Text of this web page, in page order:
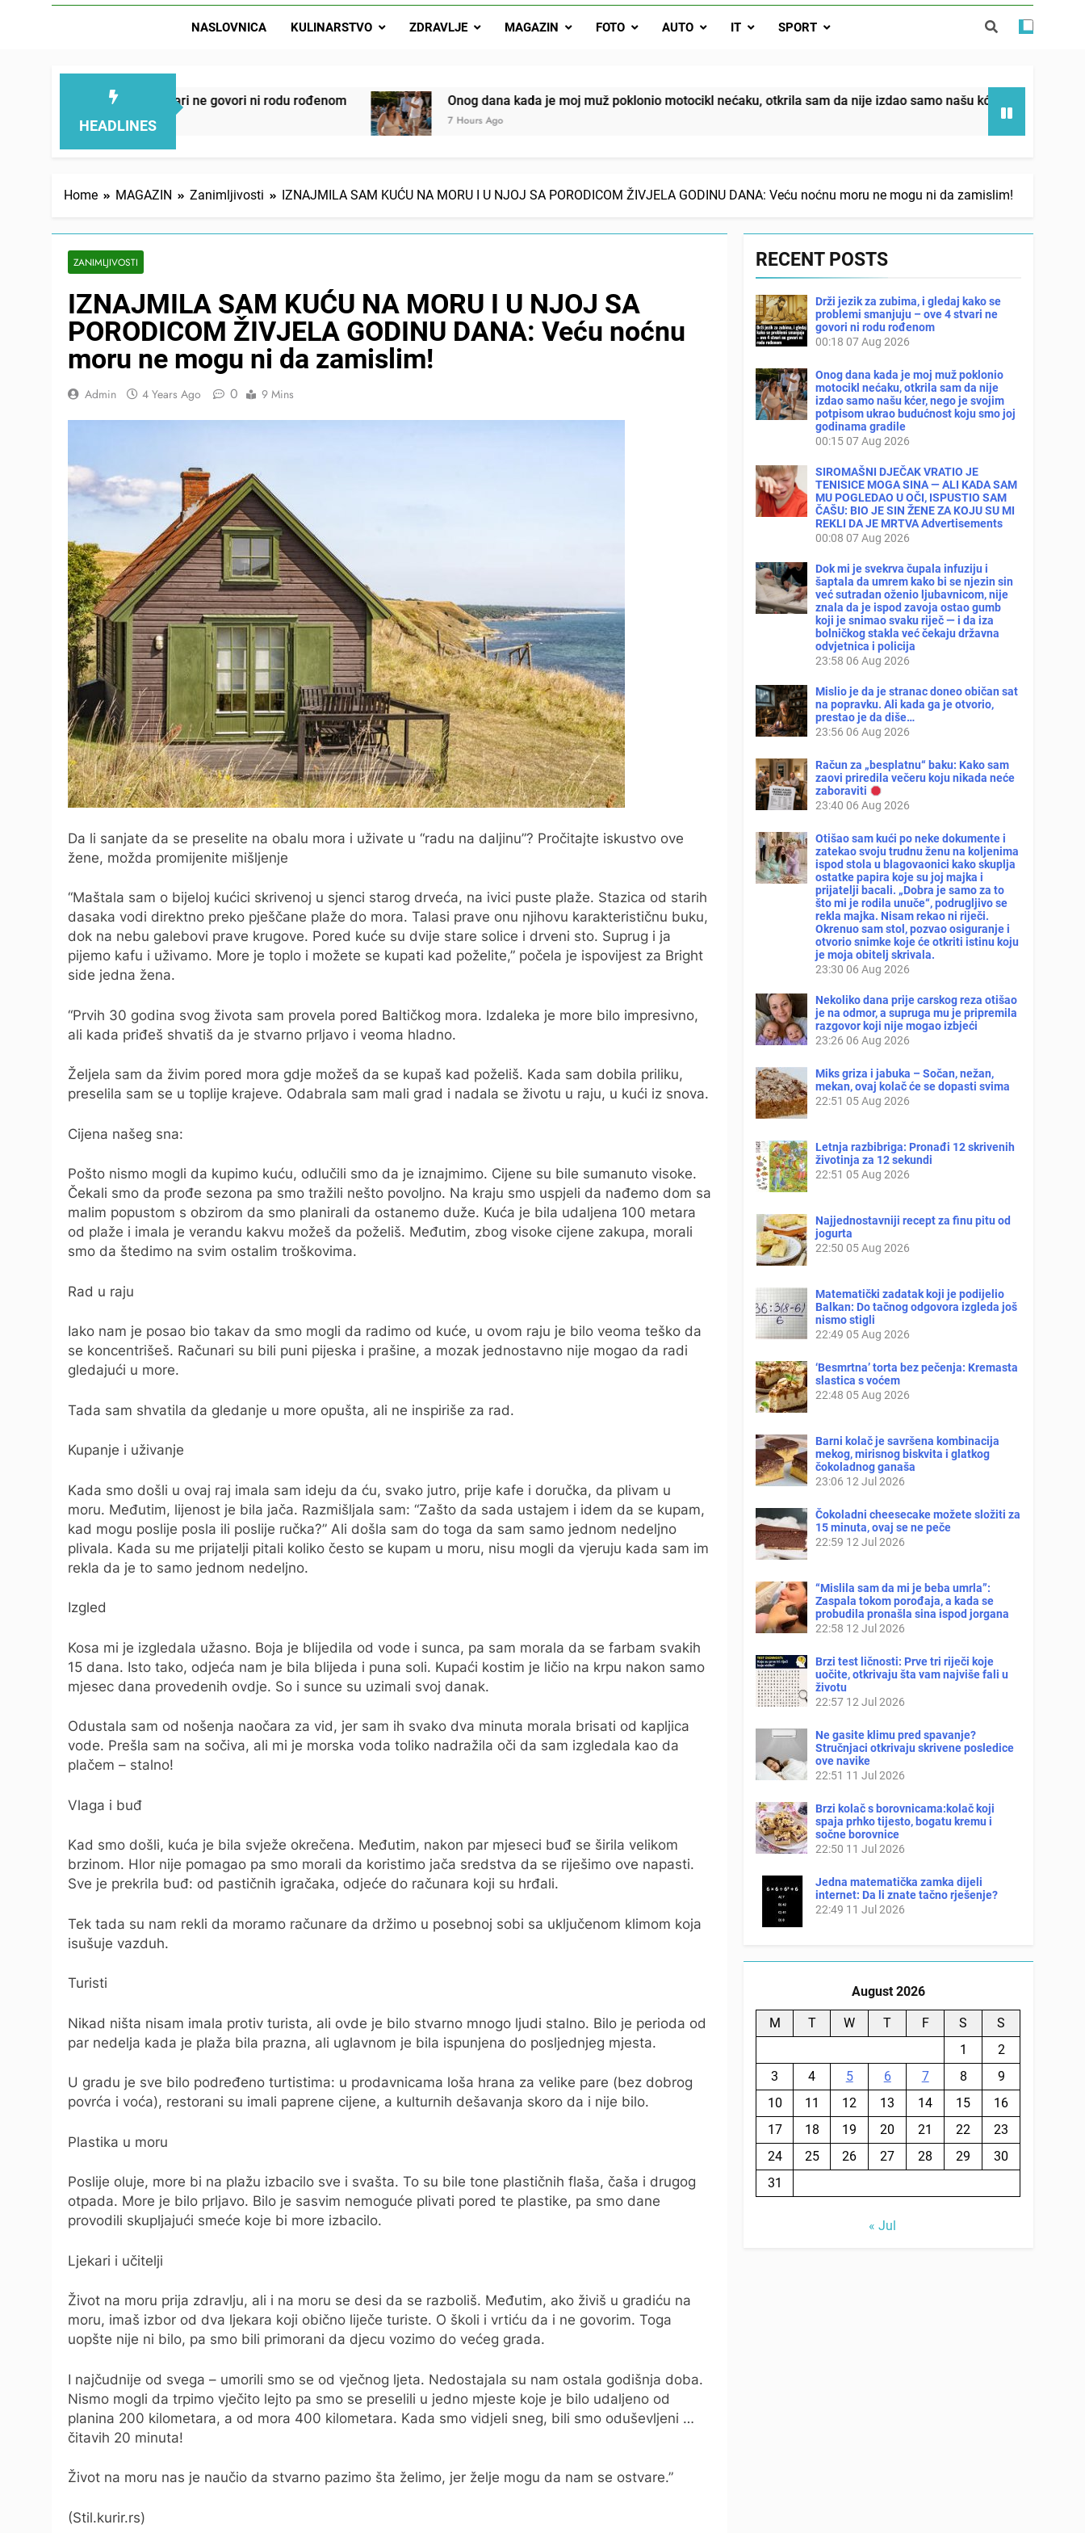
svojim potpisom ukrao budućnost koju smo joj godinama gradile
SIROMAŠNI DJEČAK VRATIO JE TENISICE MOGA SINA — ALI KADA SAM MU POGLEDAO U OČI, ISPUSTIO
državna odvjetnica i policija
NASLOVNICA KULINARSTVO ZDRAVLJE MAGAZIN FOTO AUTO IT SPORT
HEADLINES
4 stvari ne govori ni rodu rođenom Onog dana kada je moj muž poklonio motocikl nećaku, otkrila sam da nije izdao samo našu kćer, nego je svojim potpisom ukrao
7 Hours Ago
Home MAGAZIN Zanimljivosti IZNAJMILA SAM KUĆU NA MORU I U NJOJ SA PORODICOM ŽIVJELA GODINU DANA: Veću noćnu moru ne mogu ni da zamislim!
ZANIMLJIVOSTI
IZNAJMILA SAM KUĆU NA MORU I U NJOJ SA
PORODICOM ŽIVJELA GODINU DANA: Veću noćnu
moru ne mogu ni da zamislim!
Admin 4 Years Ago 0 9 Mins
Da li sanjate da se preselite na obalu mora i uživate u “radu na daljinu”? Pročitajte iskustvo ove
žene, možda promijenite mišljenje
“Maštala sam o bijeloj kućici skrivenoj u sjenci starog drveća, na ivici puste plaže. Stazica od starih
dasaka vodi direktno preko pješčane plaže do mora. Talasi prave onu njihovu karakterističnu buku,
dok na nebu galebovi prave krugove. Pored kuće su dvije stare solice i drveni sto. Suprug i ja
pijemo kafu i uživamo. More je toplo i možete se kupati kad poželite,” počela je ispovijest za Bright
side jedna žena.
“Prvih 30 godina svog života sam provela pored Baltičkog mora. Izdaleka je more bilo impresivno,
ali kada priđeš shvatiš da je stvarno prljavo i veoma hladno.
Željela sam da živim pored mora gdje možeš da se kupaš kad poželiš. Kada sam dobila priliku,
preselila sam se u toplije krajeve. Odabrala sam mali grad i nadala se životu u raju, u kući iz snova.
Cijena našeg sna:
Pošto nismo mogli da kupimo kuću, odlučili smo da je iznajmimo. Cijene su bile sumanuto visoke.
Čekali smo da prođe sezona pa smo tražili nešto povoljno. Na kraju smo uspjeli da nađemo dom sa
malim popustom s obzirom da smo planirali da ostanemo duže. Kuća je bila udaljena 100 metara
od plaže i imala je verandu kakvu možeš da poželiš. Međutim, zbog visoke cijene zakupa, morali
smo da štedimo na svim ostalim troškovima.
Rad u raju
Iako nam je posao bio takav da smo mogli da radimo od kuće, u ovom raju je bilo veoma teško da
se koncentrišeš. Računari su bili puni pijeska i prašine, a mozak jednostavno nije mogao da radi
gledajući u more.
Tada sam shvatila da gledanje u more opušta, ali ne inspiriše za rad.
Kupanje i uživanje
Kada smo došli u ovaj raj imala sam ideju da ću, svako jutro, prije kafe i doručka, da plivam u
moru. Međutim, lijenost je bila jača. Razmišljala sam: “Zašto da sada ustajem i idem da se kupam,
kad mogu poslije posla ili poslije ručka?” Ali došla sam do toga da sam samo jednom nedeljno
plivala. Kada su me prijatelji pitali koliko često se kupam u moru, nisu mogli da vjeruju kada sam im
rekla da je to samo jednom nedeljno.
Izgled
Kosa mi je izgledala užasno. Boja je blijedila od vode i sunca, pa sam morala da se farbam svakih
15 dana. Isto tako, odjeća nam je bila blijeda i puna soli. Kupaći kostim je ličio na krpu nakon samo
mjesec dana provedenih ovdje. So i sunce su uzimali svoj danak.
Odustala sam od nošenja naočara za vid, jer sam ih svako dva minuta morala brisati od kapljica
vode. Prešla sam na sočiva, ali mi je morska voda toliko nadražila oči da sam izgledala kao da
plačem – stalno!
Vlaga i buđ
Kad smo došli, kuća je bila svježe okrečena. Međutim, nakon par mjeseci buđ se širila velikom
brzinom. Hlor nije pomagao pa smo morali da koristimo jača sredstva da se riješimo ove napasti.
Sve je prekrila buđ: od pastičnih igračaka, odjeće do računara koji su hrđali.
Tek tada su nam rekli da moramo računare da držimo u posebnoj sobi sa uključenom klimom koja
isušuje vazduh.
Turisti
Nikad ništa nisam imala protiv turista, ali ovde je bilo stvarno mnogo ljudi stalno. Bilo je perioda od
par nedelja kada je plaža bila prazna, ali uglavnom je bila ispunjena do posljednjeg mjesta.
U gradu je sve bilo podređeno turtistima: u prodavnicama loša hrana za velike pare (bez dobrog
povrća i voća), restorani su imali paprene cijene, a kulturnih dešavanja skoro da i nije bilo.
Plastika u moru
Poslije oluje, more bi na plažu izbacilo sve i svašta. To su bile tone plastičnih flaša, čaša i drugog
otpada. More je bilo prljavo. Bilo je sasvim nemoguće plivati pored te plastike, pa smo dane
provodili skupljajući smeće koje bi more izbacilo.
Ljekari i učitelji
Život na moru prija zdravlju, ali i na moru se desi da se razboliš. Međutim, ako živiš u gradiću na
moru, imaš izbor od dva ljekara koji obično liječe turiste. O školi i vrtiću da i ne govorim. Toga
uopšte nije ni bilo, pa smo bili primorani da djecu vozimo do većeg grada.
I najčudnije od svega – umorili smo se od vječnog ljeta. Nedostajala su nam ostala godišnja doba.
Nismo mogli da trpimo vječito lejto pa smo se preselili u jedno mjeste koje je bilo udaljeno od
planina 200 kilometara, a od mora 400 kilometara. Kada smo vidjeli sneg, bili smo oduševljeni …
čitavih 20 minuta!
Život na moru nas je naučio da stvarno pazimo šta želimo, jer želje mogu da nam se ostvare.”
(Stil.kurir.rs)
RECENT POSTS
Drži jezik za zubima, i gledaj kako se
problemi smanjuju – ove 4 stvari ne
govori ni rodu rođenom
00:18 07 Aug 2026
Onog dana kada je moj muž poklonio
motocikl nećaku, otkrila sam da nije
izdao samo našu kćer, nego je svojim
potpisom ukrao budućnost koju smo joj
godinama gradile
00:15 07 Aug 2026
SIROMAŠNI DJEČAK VRATIO JE
TENISICE MOGA SINA — ALI KADA SAM
MU POGLEDAO U OČI, ISPUSTIO SAM
ČAŠU: BIO JE SIN ŽENE ZA KOJU SU MI
REKLI DA JE MRTVA Advertisements
00:08 07 Aug 2026
Dok mi je svekrva čupala infuziju i
šaptala da umrem kako bi se njezin sin
već sutradan oženio ljubavnicom, nije
znala da je ispod zavoja ostao gumb
koji je snimao svaku riječ — i da iza
bolničkog stakla već čekaju državna
odvjetnica i policija
23:58 06 Aug 2026
Mislio je da je stranac doneo običan sat
na popravku. Ali kada ga je otvorio,
prestao je da diše…
23:56 06 Aug 2026
Račun za „besplatnu“ baku: Kako sam
zaovi priredila večeru koju nikada neće
zaboraviti
23:40 06 Aug 2026
Otišao sam kući po neke dokumente i
zatekao svoju trudnu ženu na koljenima
ispod stola u blagovaonici kako skuplja
ostatke papira koje su joj majka i
prijatelji bacali. „Dobra je samo za to
što mi je rodila unuče“, podrugljivo se
rekla majka. Nisam rekao ni riječi.
Okrenuo sam stol, pozvao osiguranje i
otvorio snimke koje će otkriti istinu koju
je moja obitelj skrivala.
23:30 06 Aug 2026
Nekoliko dana prije carskog reza otišao
je na odmor, a supruga mu je pripremila
razgovor koji nije mogao izbjeći
23:26 06 Aug 2026
Miks griza i jabuka – Sočan, nežan,
mekan, ovaj kolač će se dopasti svima
22:51 05 Aug 2026
Letnja razbibriga: Pronađi 12 skrivenih
životinja za 12 sekundi
22:51 05 Aug 2026
Najjednostavniji recept za finu pitu od
jogurta
22:50 05 Aug 2026
Matematički zadatak koji je podijelio
Balkan: Do tačnog odgovora izgleda još
nismo stigli
22:49 05 Aug 2026
‘Besmrtna’ torta bez pečenja: Kremasta
slastica s voćem
22:48 05 Aug 2026
Barni kolač je savršena kombinacija
mekog, mirisnog biskvita i glatkog
čokoladnog ganaša
23:06 12 Jul 2026
Čokoladni cheesecake možete složiti za
15 minuta, ovaj se ne peče
22:59 12 Jul 2026
“Mislila sam da mi je beba umrla”:
Zaspala tokom porođaja, a kada se
probudila pronašla sina ispod jorgana
22:58 12 Jul 2026
Brzi test ličnosti: Prve tri riječi koje
uočite, otkrivaju šta vam najviše fali u
životu
22:57 12 Jul 2026
Ne gasite klimu pred spavanje?
Stručnjaci otkrivaju skrivene posledice
ove navike
22:51 11 Jul 2026
Brzi kolač s borovnicama:kolač koji
spaja prhko tijesto, bogatu kremu i
sočne borovnice
22:50 11 Jul 2026
Jedna matematička zamka dijeli
internet: Da li znate tačno rješenje?
22:49 11 Jul 2026
August 2026
M T W T F S
S
1
2
3
4 5 6 7 8
9
10
11 12 13 14 15
16
17
18 19 20 21 22
23
24
25 26 27 28 29
30
31
« Jul